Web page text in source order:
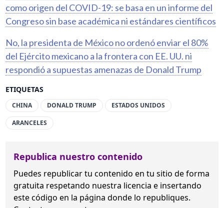
ETIQUETAS
CHINA DONALD TRUMP ESTADOS UNIDOS
ARANCELES
como origen del COVID-19: se basa en un informe del
Congreso sin base académica ni estándares científicos
No, la presidenta de México no ordenó enviar el 80%
del Ejército mexicano a la frontera con EE. UU. ni
respondió a supuestas amenazas de Donald Trump
Republica nuestro contenido
Puedes republicar tu contenido en tu sitio de forma
gratuita respetando nuestra licencia e insertando
este código en la página donde lo republiques.